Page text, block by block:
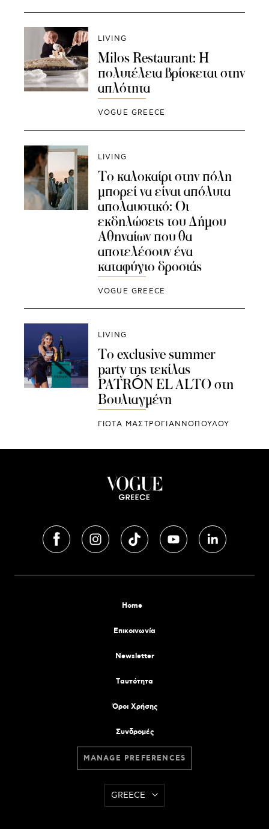
LIVING
Milos Restaurant: Η
πολυτέλεια βρίσκεται στην
απλότητα
VOGUE GREECE
LIVING
Το καλοκαίρι στην πόλη
μπορεί να είναι απόλυτα
απολαυστικό: Οι
εκδηλώσεις του Δήμου
Αθηναίων που θα
αποτελέσουν ένα
καταφύγιο δροσιάς
VOGUE GREECE
LIVING
Το exclusive summer
party της τεκίλας
PATRÓN EL ALTO στη
Βουλιαγμένη
ΓΙΩΤΑ ΜΑΣΤΡΟΓΙΑΝΝΟΠΟΥΛΟΥ
Home
Επικοινωνία
Newsletter
Tαυτότητα
Όροι Χρήσης
Συνδρομές
MANAGE PREFERENCES
GREECE